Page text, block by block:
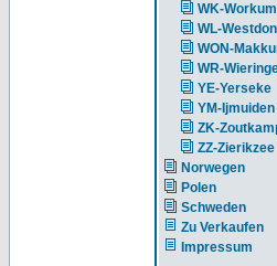
WK-Workum
WL-
WON-
WR-
YE-Yerseke
YM-Ijmuiden
ZK-
ZZ-Zierikzee
Norwegen
Polen
Schweden
Zu Verkaufen
Impressum